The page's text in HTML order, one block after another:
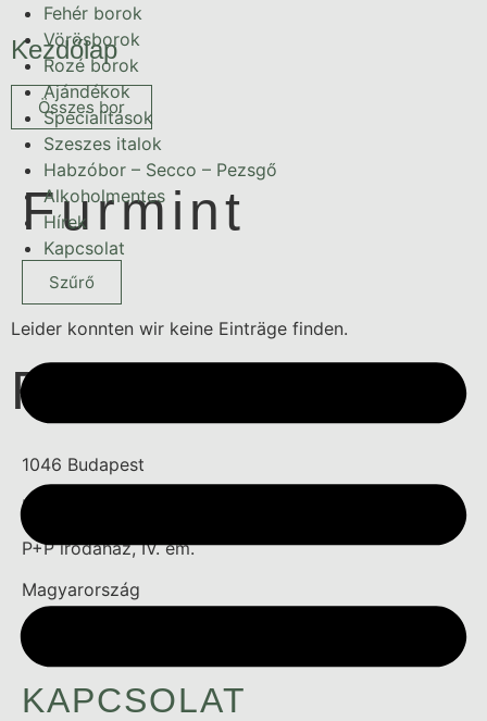
Fehér borok
Vörösborok
Rozé borok
Ajándékok
Specialitások
Szeszes italok
Habzóbor – Secco – Pezsgő
Alkoholmentes
Hírek
Kapcsolat
Kezdőlap
Összes bor
Furmint
Szűrő
Leider konnten wir keine Einträge finden.
Furmint
1046 Budapest
Kiss Ernő u. 3.
P+P irodaház, IV. em.
Magyarország
+36703902327
KAPCSOLAT